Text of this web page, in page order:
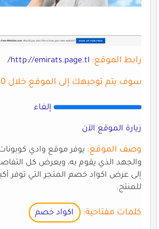
رابط الموقع: http://emirats.page.tl/
سوف يتم توجيهك إلى الموقع خلال 20 ثانية
إلغاء
زيارة الموقع الآن
وصف الموقع:يوفر موقع وادي
والجهد الذي يقوم به، ويعرض كل
إلى عرض اكواد خصم المتجر التي توفر
للمنتج.
كلمات مفتاحية: اكواد خصم